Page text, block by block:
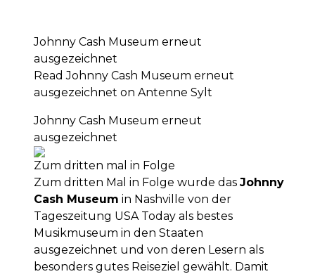
Johnny Cash Museum erneut
ausgezeichnet
Read Johnny Cash Museum erneut
ausgezeichnet on Antenne Sylt
Johnny Cash Museum erneut
ausgezeichnet
Zum dritten mal in Folge
Zum dritten Mal in Folge wurde das Johnny
Cash Museum in Nashville von der
Tageszeitung USA Today als bestes
Musikmuseum in den Staaten
ausgezeichnet und von deren Lesern als
besonders gutes Reiseziel gewählt. Damit